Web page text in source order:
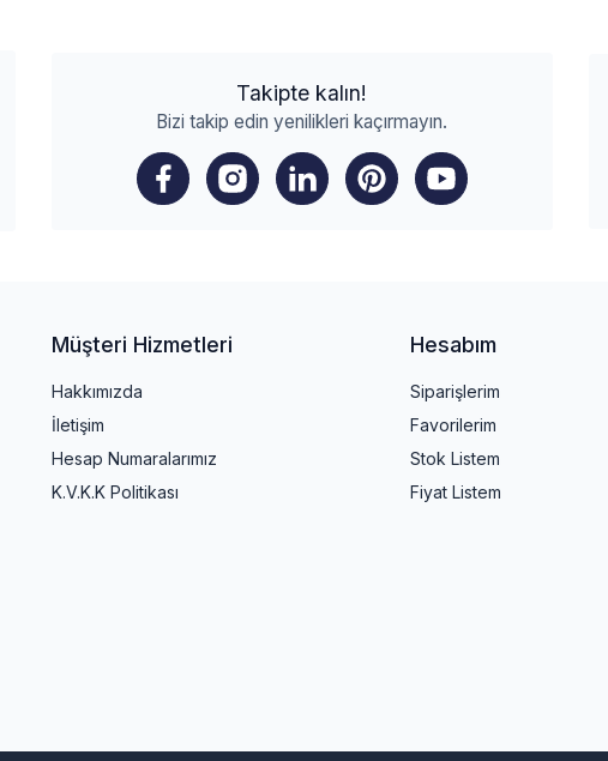
Takipte kalın!
Bizi takip edin yenilikleri kaçırmayın.
Müşteri Hizmetleri
Hakkımızda
İletişim
Hesap Numaralarımız
K.V.K.K Politikası
Hesabım
Siparişlerim
Favorilerim
Stok Listem
Fiyat Listem